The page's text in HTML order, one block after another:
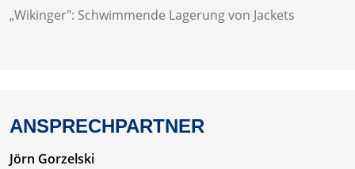
ANSPRECHPARTNER
Jörn Gorzelski